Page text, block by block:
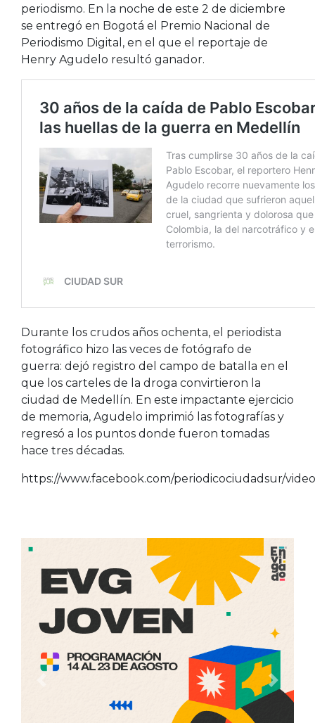
periodismo. En la noche de este 2 de diciembre
se entregó en Bogotá el Premio Nacional de
Periodismo Digital, en el que el reportaje de
Henry Agudelo resultó ganador.
Durante los crudos años ochenta, el periodista
fotográfico hizo las veces de fotógrafo de
guerra: dejó registro del campo de batalla en el
que los carteles de la droga convirtieron la
ciudad de Medellín. En este impactante ejercicio
de memoria, Agudelo imprimió las fotografías y
regresó a los puntos donde fueron tomadas
hace tres décadas.
https://www.facebook.com/periodicociudadsur/